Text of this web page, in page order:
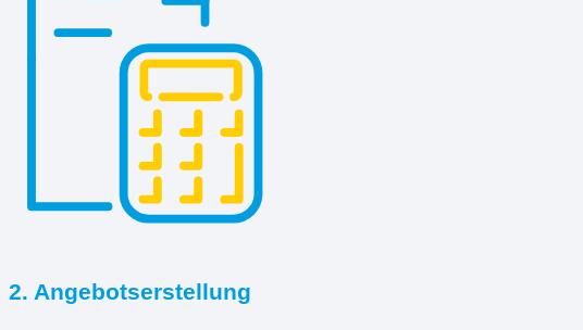
2. Angebotserstellung